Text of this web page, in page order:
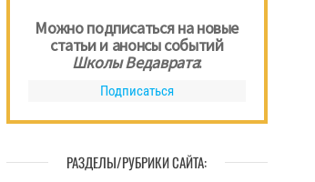
Можно подписаться на новые
статьи и анонсы событий
Школы Ведаврата:
Подписаться
РАЗДЕЛЫ/РУБРИКИ САЙТА: